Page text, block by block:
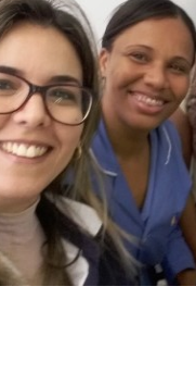
Pediasuit
Esporte-
terapia
Triagem
Auditiva
Neonatal
-
TAN